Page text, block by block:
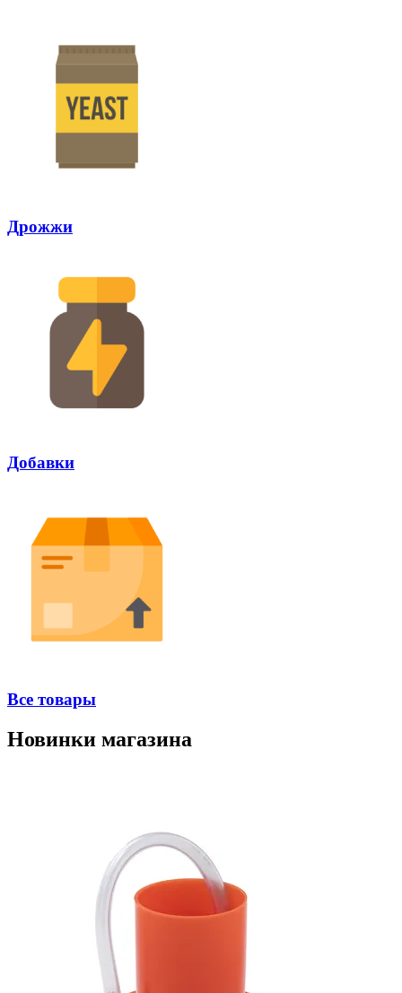
Дрожжи
Добавки
Все товары
Новинки магазина